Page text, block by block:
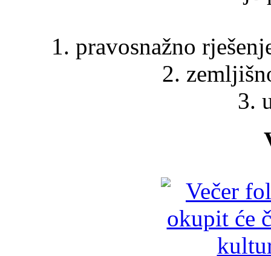
1. pravosnažno
2.
3.